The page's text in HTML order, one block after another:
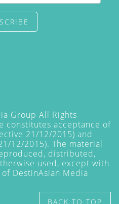
Group All Rights
constitutes acceptance of
21/12/2015) and
12/2015). The material
distributed,
used, except with
DestinAsian Media
BACK TO TOP